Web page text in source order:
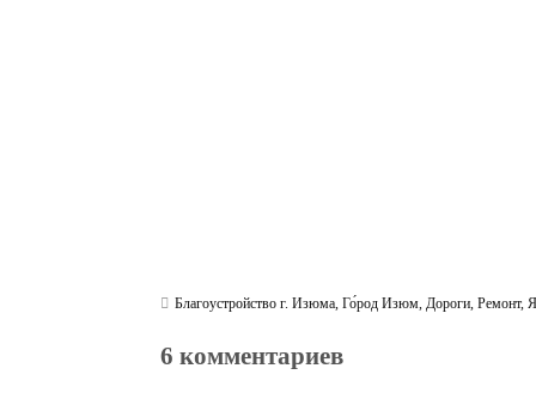
Благоустройство г. Изюма,Го́род Изюм,Дороги,Ремонт,
6 комментариев